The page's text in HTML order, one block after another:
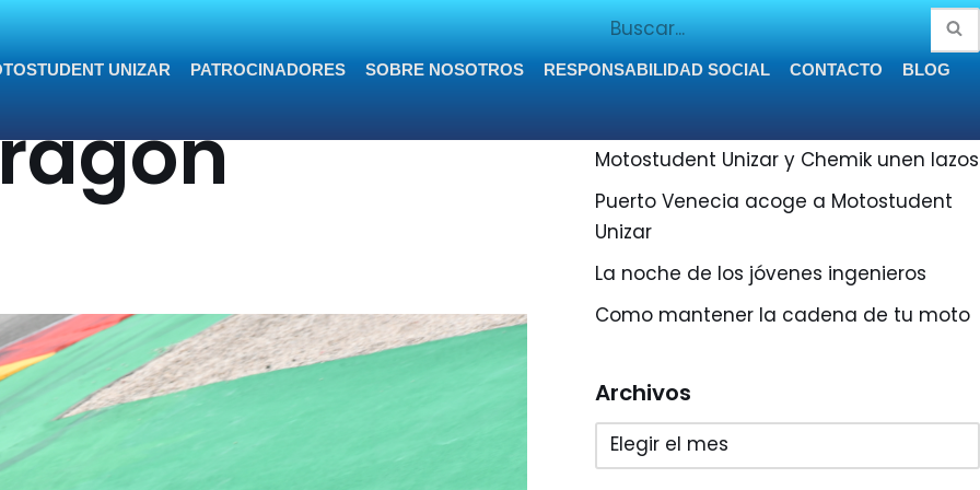
UNIZAR PATROCINADORES SOBRE NOSOTROS RESPONSABILIDAD SOCIAL CONTACTO BLOG
gas en
Motostudent Unizar y Chemik unen lazos
Puerto Venecia acoge a Motostudent
Unizar
La noche de los jóvenes ingenieros
Como mantener la cadena de tu moto
Archivos